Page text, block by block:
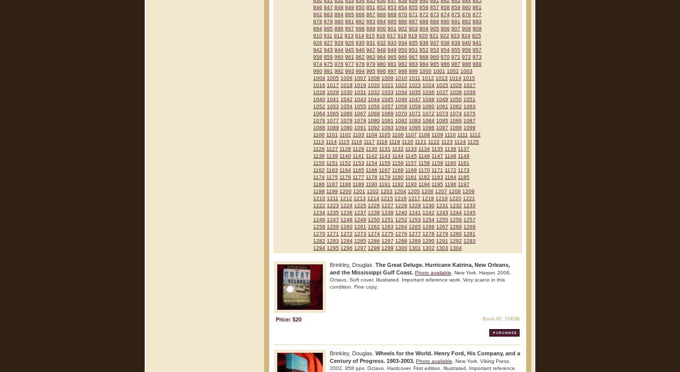
846 847 848 849 850 851 852 853 854 855 856 857 858 859 860 861
862 863 864 865 866 867 868 869 870 871 872 873 874 875 876 877
878 879 880 881 882 883 884 885 886 887 888 889 890 891 892 893
894 895 896 897 898 899 900 901 902 903 904 905 906 907 908 909
910 911 912 913 914 915 916 917 918 919 920 921 922 923 924 925
926 927 928 929 930 931 932 933 934 935 936 937 938 939 940 941
942 943 944 945 946 947 948 949 950 951 952 953 954 955 956 957
958 959 960 961 962 963 964 965 966 967 968 969 970 971 972 973
974 975 976 977 978 979 980 981 982 983 984 985 986 987 988 989
990 991 992 993 994 995 996 997 998 999 1000 1001 1002 1003
1004 1005 1006 1007 1008 1009 1010 1011 1012 1013 1014 1015
1016 1017 1018 1019 1020 1021 1022 1023 1024 1025 1026 1027
1028 1029 1030 1031 1032 1033 1034 1035 1036 1037 1038 1039
1040 1041 1042 1043 1044 1045 1046 1047 1048 1049 1050 1051
1052 1053 1054 1055 1056 1057 1058 1059 1060 1061 1062 1063
1064 1065 1066 1067 1068 1069 1070 1071 1072 1073 1074 1075
1076 1077 1078 1079 1080 1081 1082 1083 1084 1085 1086 1087
1088 1089 1090 1091 1092 1093 1094 1095 1096 1097 1098 1099
1100 1101 1102 1103 1104 1105 1106 1107 1108 1109 1110 1111 1112
1113 1114 1115 1116 1117 1118 1119 1120 1121 1122 1123 1124 1125
1126 1127 1128 1129 1130 1131 1132 1133 1134 1135 1136 1137
1138 1139 1140 1141 1142 1143 1144 1145 1146 1147 1148 1149
1150 1151 1152 1153 1154 1155 1156 1157 1158 1159 1160 1161
1162 1163 1164 1165 1166 1167 1168 1169 1170 1171 1172 1173
1174 1175 1176 1177 1178 1179 1180 1181 1182 1183 1184 1185
1186 1187 1188 1189 1190 1191 1192 1193 1194 1195 1196 1197
1198 1199 1200 1201 1202 1203 1204 1205 1206 1207 1208 1209
1210 1211 1212 1213 1214 1215 1216 1217 1218 1219 1220 1221
1222 1223 1224 1225 1226 1227 1228 1229 1230 1231 1232 1233
1234 1235 1236 1237 1238 1239 1240 1241 1242 1243 1244 1245
1246 1247 1248 1249 1250 1251 1252 1253 1254 1255 1256 1257
1258 1259 1260 1261 1262 1263 1264 1265 1266 1267 1268 1269
1270 1271 1272 1273 1274 1275 1276 1277 1278 1279 1280 1281
1282 1283 1284 1285 1286 1287 1288 1289 1290 1291 1292 1293
1294 1295 1296 1297 1298 1299 1300 1301 1302 1303 1304
Brinkley, Douglas. The Great Deluge. Hurricane Katrina, New Orleans,
and the Mississippi Gulf Coast. Photo available . New York. Harper. 2006.
Octavo. Soft cover. Illustrated. Important reference work. Very scarce in this
condition. Fine copy.
Price: $20 Book ID: 174298
Brinkley, Douglas. Wheels for the World. Henry Ford, His Company, and a
Century of Progress. 1903-2003. Photo available . New York. Viking Press.
2002. 858 pps. Octavo. Hardcover. First edition. Illustrated. Important reference